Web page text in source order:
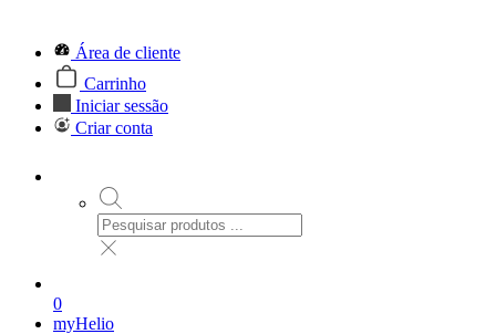
Área de cliente
Carrinho
Iniciar sessão
Criar conta
0
myHelio